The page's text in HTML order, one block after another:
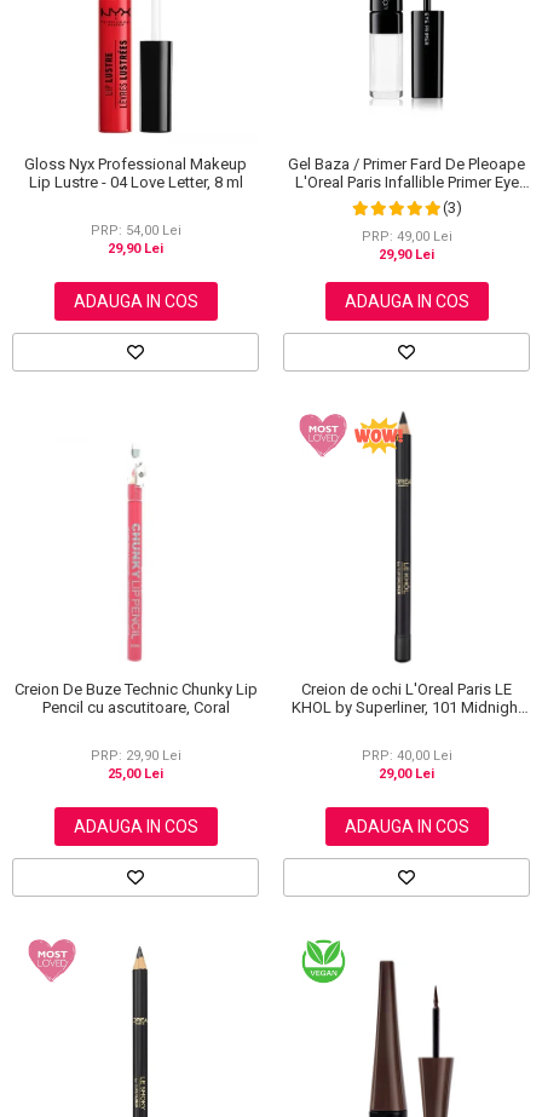
Gloss Nyx Professional Makeup
Lip Lustre - 04 Love Letter, 8 ml
PRP: 54,00 Lei
29,90 Lei
ADAUGA IN COS
Gel Baza / Primer Fard De Pleoape
L'Oreal Paris Infallible Primer Eye
Shadow Base 100, 3 ml
(3)
PRP: 49,00 Lei
29,90 Lei
ADAUGA IN COS
Creion De Buze Technic Chunky Lip
Pencil cu ascutitoare, Coral
PRP: 29,90 Lei
25,00 Lei
ADAUGA IN COS
Creion de ochi L'Oreal Paris LE
KHOL by Superliner, 101 Midnight
PRP: 40,00 Lei
29,00 Lei
ADAUGA IN COS